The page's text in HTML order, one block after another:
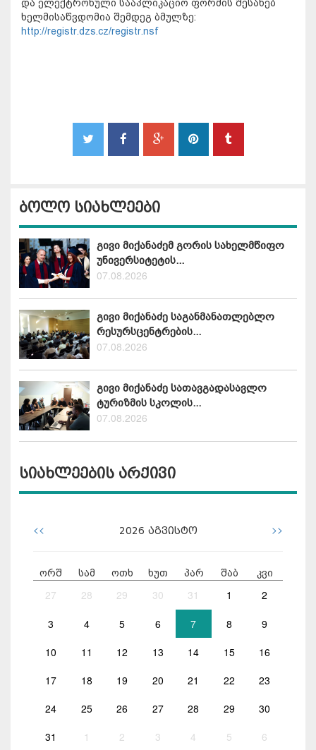
და ელექტრონული სააპლიკაციო ფორმის შესახებ
ხელმისაწვდომია შემდეგ ბმულზე:
http://registr.dzs.cz/registr.nsf
ბოლო სიახლეები
გივი მიქანაძემ გორის სახელმწიფო
უნივერსიტეტის...
07.08.2026
გივი მიქანაძე საგანმანათლებლო
რესურსცენტრების...
07.08.2026
გივი მიქანაძე სათავგადასავლო
ტურიზმის სკოლის...
07.08.2026
სიახლეების არქივი
<< 2026 აგვისტო >>
ორშ სამ ოთხ ხუთ პარ შაბ კვი
27 28 29 30 31 1 2
3 4 5 6 7 8 9
10 11 12 13 14 15 16
17 18 19 20 21 22 23
24 25 26 27 28 29 30
31 1 2 3 4 5 6